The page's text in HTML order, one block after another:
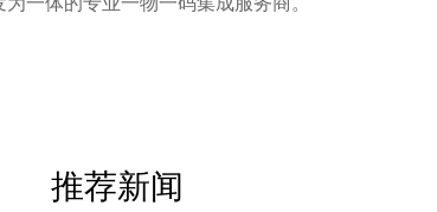
推荐新闻